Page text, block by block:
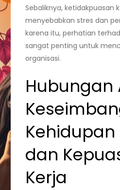
Sebaliknya, ketidakpuasan
menyebabkan stres dan
karena itu, perhatian
sangat penting untuk
organisasi.
Hubungan
Kehidupan
dan
Kerja